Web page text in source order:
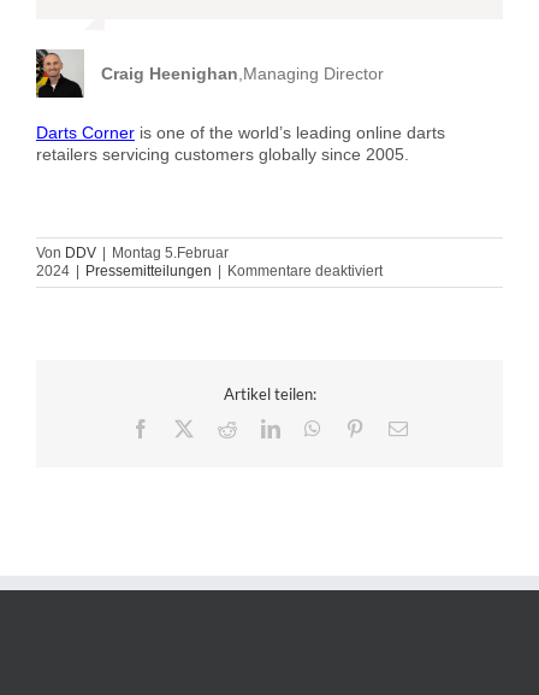
Craig Heenighan Managing Director
Darts Corneris one of the world’s leading online darts
retailers servicing customers globally since 2005.
Von DDV
Montag 5.Februar
2024
Pressemitteilungen Kommentare deaktiviertfür
DDV
Artikel teilen:
Facebook
RedditLinkedInWhatsApp
Pinterest
E-